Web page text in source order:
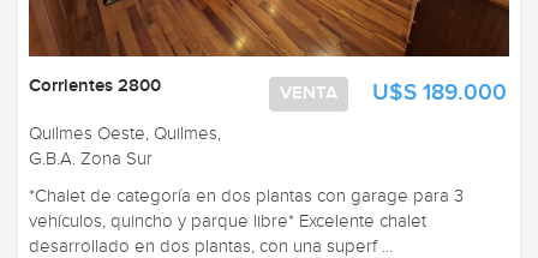
U$S 189.000
VENTA
Corrientes 2800
Quilmes Oeste, Quilmes,
G.B.A. Zona Sur
*Chalet de categoría en dos plantas con garage para 3
vehículos, quincho y parque libre* Excelente chalet
desarrollado en dos plantas, con una superf ...